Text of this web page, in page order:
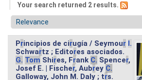
Your search returned 2 results.
Principios de cirugía / Seymour I.
Schwartz ; Editores asociados.
G. Tom Shires, Frank C. Spencer,
Josef E. | Fischer, Aubrey C.
Galloway, John M. Daly ; trs.